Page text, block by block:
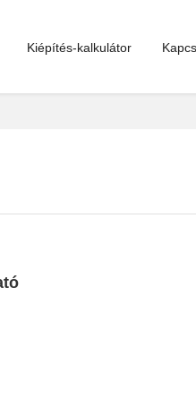
Kiépítés-kalkulátor